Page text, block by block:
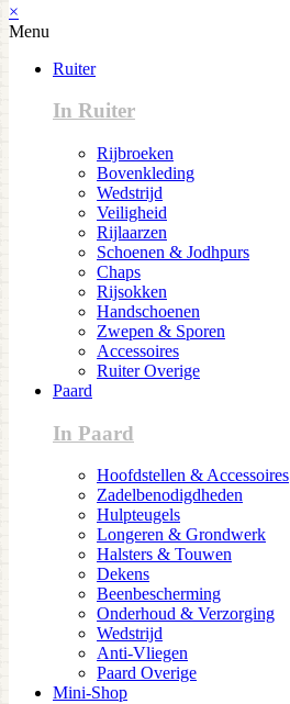
×
Menu
Ruiter
In Ruiter
Rijbroeken
Bovenkleding
Wedstrijd
Veiligheid
Rijlaarzen
Schoenen & Jodhpurs
Chaps
Rijsokken
Handschoenen
Zwepen & Sporen
Accessoires
Ruiter Overige
Paard
In Paard
Hoofdstellen & Accessoires
Zadelbenodigdheden
Hulpteugels
Longeren & Grondwerk
Halsters & Touwen
Dekens
Beenbescherming
Onderhoud & Verzorging
Wedstrijd
Anti-Vliegen
Paard Overige
Mini-Shop